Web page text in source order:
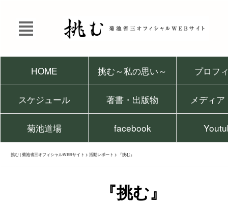
HOME 挑む～私の思い～ プロフ
スケジュール 著書・出版物 メディア
菊池道場 facebook
挑む | 菊池省三オフィシャルWEBサイト > 活動レポート > 『挑む』
『挑む』